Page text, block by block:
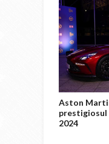
Aston
prestigiosul
2024